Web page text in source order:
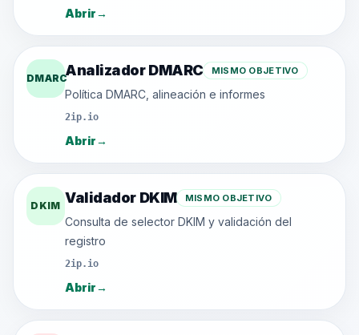
Abrir→
DMARCAnalizador DMARC MISMO OBJETIVO
Política DMARC, alineación e informes
2ip.io
Abrir→
DKIM Validador DKIM MISMO OBJETIVO
Consulta de selector DKIM y validación del
registro
2ip.io
Abrir→